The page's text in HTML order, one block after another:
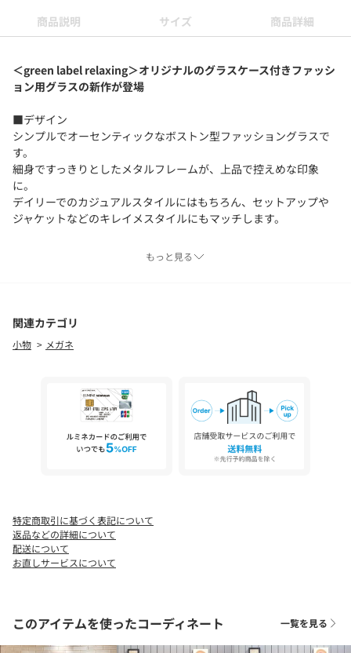
商品説明 サイズ 商品詳細
＜green label relaxing＞オリジナルのグラスケース付きファッシ
ョン用グラスの新作が登場
■デザイン
シンプルでオーセンティックなボストン型ファッショングラスで
す。
細身ですっきりとしたメタルフレームが、上品で控えめな印象
に。
デイリーでのカジュアルスタイルにはもちろん、セットアップや
ジャケットなどのキレイメスタイルにもマッチします。
-紫外線透過率-
・1％未満
場合は、使用前に必ずご確認ください。
※商品画像は、光の当たり具合やパソコンなどの閲覧環境によ
り、実際の色味と異なって見える場合がございます。あらかじめ
ご了承ください。
※商品の色味の目安は、商品単体の画像をご参照ください。
で下記の品名/品番をお申し付けください。
品名：SC GLR BOSTON METAL/FRM 品番：32446000001
もっと見る
関連カテゴリ
小物 メガネ
特定商取引に基づく表記について
返品などの詳細について
配送について
お直しサービスについて
このアイテムを使ったコーディネート 一覧を見る